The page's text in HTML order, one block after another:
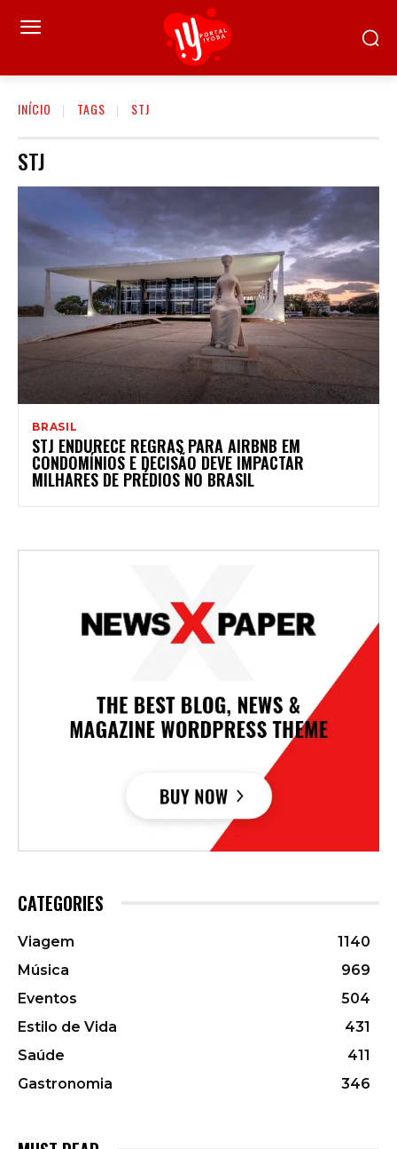
INÍCIO TAGS STJ
STJ
BRASIL
STJ ENDURECE REGRAS PARA AIRBNB EM
CONDOMÍNIOS E DECISÃO DEVE IMPACTAR
MILHARES DE PRÉDIOS NO BRASIL
CATEGORIES
Viagem
1140
Música
969
Eventos
504
Estilo de Vida
431
Saúde
411
Gastronomia
346